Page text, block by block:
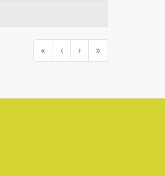
« ‹ › »